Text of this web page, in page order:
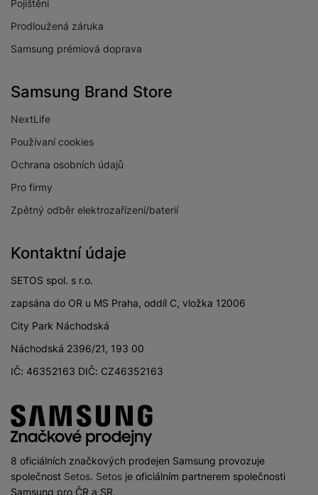
Pojištění
Prodloužená záruka
Samsung prémiová doprava
Samsung Brand Store
NextLife
Používaní cookies
Ochrana osobních údajů
Pro firmy
Zpětný odběr elektrozařízení/baterií
Kontaktní údaje
SETOS spol. s r.o.
zapsána do OR u MS Praha, oddíl C, vložka 12006
City Park Náchodská
Náchodská 2396/21, 193 00
IČ: 46352163 DIČ: CZ46352163
8 oficiálních značkových prodejen Samsung provozuje
společnost Setos. Setos je oficiálním partnerem společnosti
Samsung pro ČR a SR.